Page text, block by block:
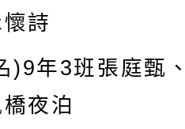
詩
)9年3班張庭甄
夜泊